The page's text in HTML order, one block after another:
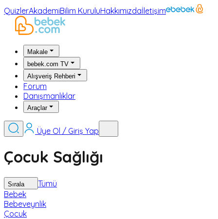
QuizlerAkademiBilim KuruluHakkımızdaİletişim
Makale
bebek.com TV
Alışveriş Rehberi
Forum
Danışmanlıklar
Araçlar
Üye Ol / Giriş Yap
Çocuk Sağlığı
Sırala
Tümü
Bebek
Bebeveynlik
Çocuk